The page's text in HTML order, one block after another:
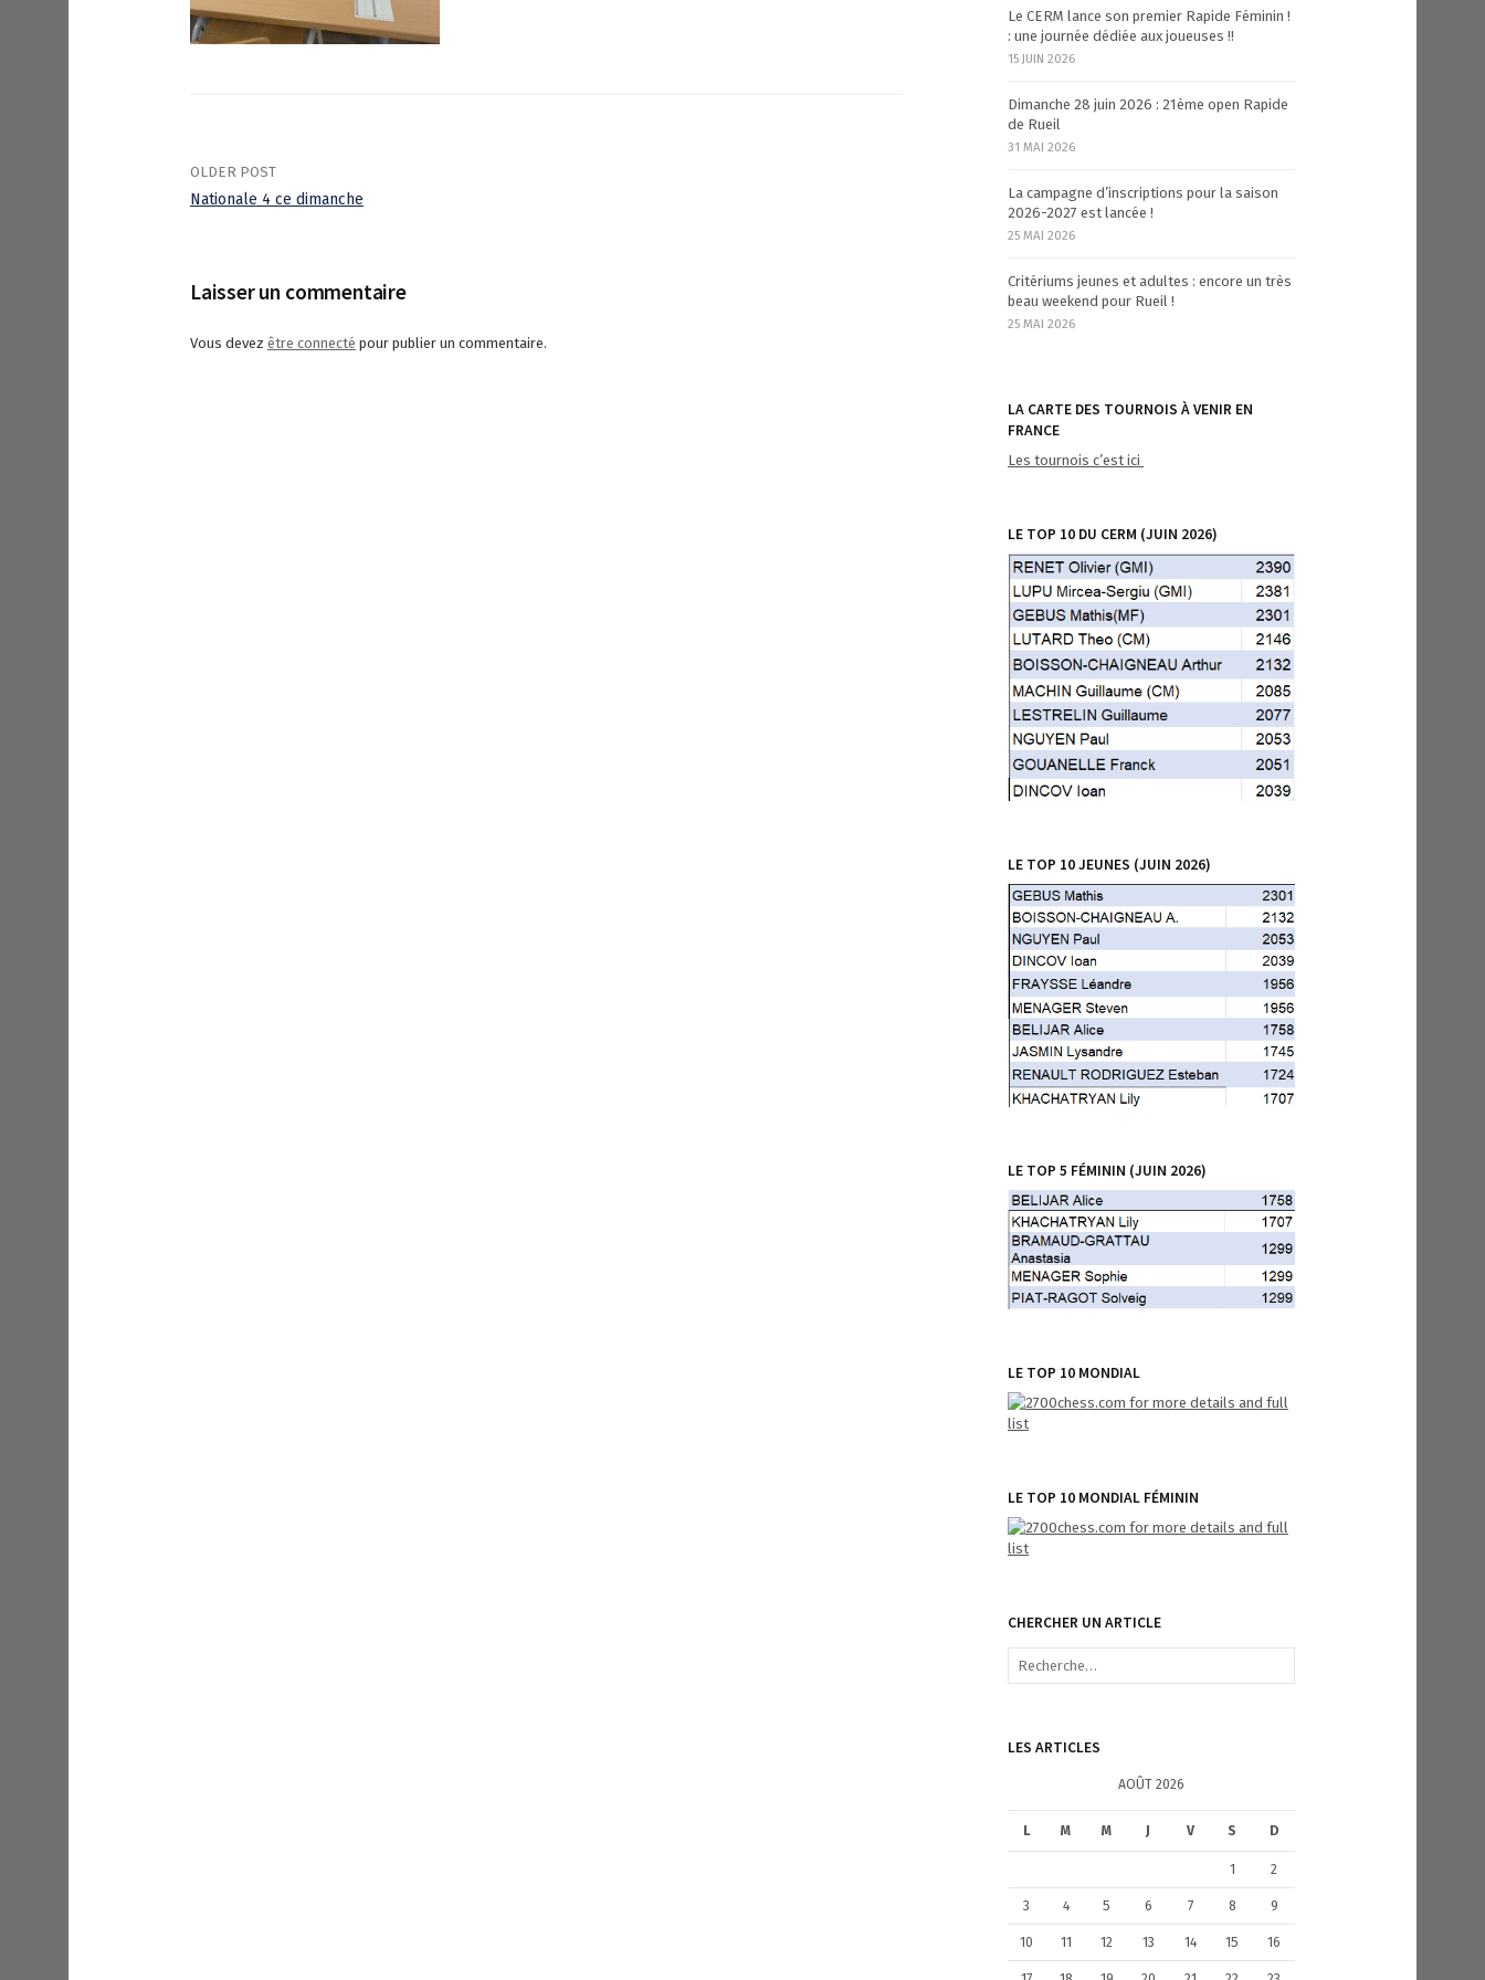
o
s
OLDER POST
Nationale 4 ce dimanche
Laisser un commentaire
Vous devez être connecté pour publier un commentaire.
Le CERM lance son premier Rapide Féminin !
: une journée dédiée aux joueuses !!
15 JUIN 2026
Dimanche 28 juin 2026 : 21ème open Rapide
de Rueil
31 MAI 2026
La campagne d’inscriptions pour la saison
2026-2027 est lancée !
25 MAI 2026
Critériums jeunes et adultes : encore un très
beau weekend pour Rueil !
25 MAI 2026
LA CARTE DES TOURNOIS À VENIR EN
FRANCE
Les tournois c’est ici
LE TOP 10 DU CERM (JUIN 2026)
LE TOP 10 JEUNES (JUIN 2026)
LE TOP 5 FÉMININ (JUIN 2026)
LE TOP 10 MONDIAL
LE TOP 10 MONDIAL FÉMININ
CHERCHER UN ARTICLE
R
r
:
LES ARTICLES
AOÛT 2026
L M M J V S D
1 2
3 4 5 6 7 8 9
10 11 12 13 14 15 16